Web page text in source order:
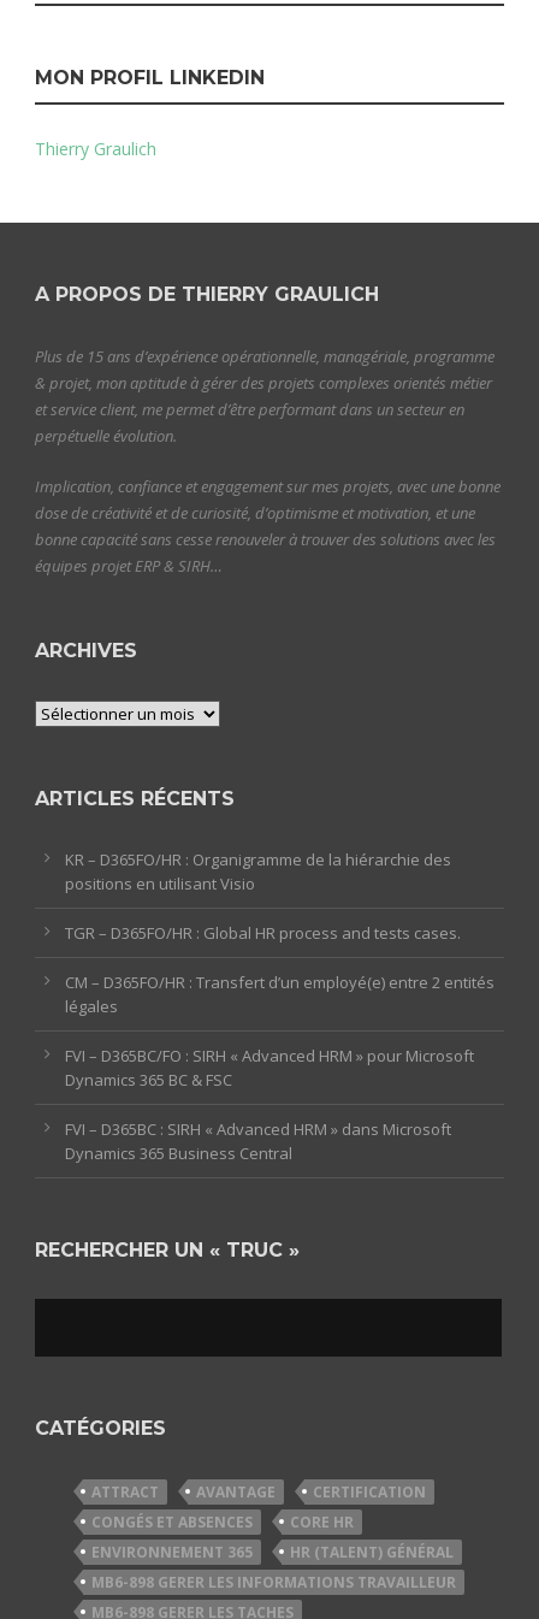
MON PROFIL LINKEDIN
Thierry Graulich
A PROPOS DE THIERRY GRAULICH
Plus de 15 ans d’expérience opérationnelle, managériale, programme
& projet, mon aptitude à gérer des projets complexes orientés métier
et service client, me permet d’être performant dans un secteur en
perpétuelle évolution.
Implication, confiance et engagement sur mes projets, avec une bonne
dose de créativité et de curiosité, d’optimisme et motivation, et une
bonne capacité sans cesse renouveler à trouver des solutions avec les
équipes projet ERP & SIRH…
ARCHIVES
Archives
ARTICLES RÉCENTS
KR – D365FO/HR : Organigramme de la hiérarchie des
positions en utilisant Visio
TGR – D365FO/HR : Global HR process and tests cases.
CM – D365FO/HR : Transfert d’un employé(e) entre 2 entités
légales
FVI – D365BC/FO : SIRH « Advanced HRM » pour Microsoft
Dynamics 365 BC & FSC
FVI – D365BC : SIRH « Advanced HRM » dans Microsoft
Dynamics 365 Business Central
RECHERCHER UN « TRUC »
CATÉGORIES
ATTRACT AVANTAGE
CERTIFICATION
CONGÉS ET ABSENCES
CORE HR
ENVIRONNEMENT 365
HR (TALENT) GÉNÉRAL
MB6-898 GERER LES INFORMATIONS TRAVAILLEUR
MB6-898 GERER LES TACHES